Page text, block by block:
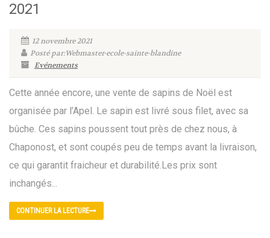
2021
12 novembre 2021
Posté par:Webmaster-ecole-sainte-blandine
Evénements
Cette année encore, une vente de sapins de Noël est
organisée par l’Apel. Le sapin est livré sous filet, avec sa
bûche. Ces sapins poussent tout près de chez nous, à
Chaponost, et sont coupés peu de temps avant la livraison,
ce qui garantit fraicheur et durabilité.Les prix sont
inchangés...
CONTINUER LA LECTURE